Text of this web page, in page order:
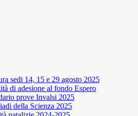
sedi 14, 15 e 29 agosto 2025
di adesione al fondo Espero
prove Invalsi 2025
della Scienza 2025